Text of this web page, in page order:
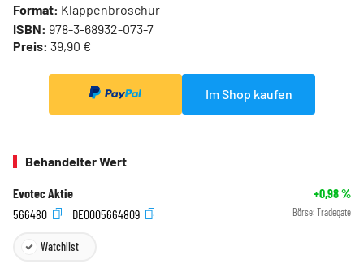
Format: Klappenbroschur
ISBN: 978-3-68932-073-7
Preis: 39,90 €
Im Shop kaufen
Behandelter Wert
Evotec Aktie +0,98%
566480
DE0005664809 Börse: Tradegate
Watchlist